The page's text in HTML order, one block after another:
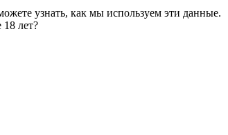
узнать, как мы используем эти данные.
лет?